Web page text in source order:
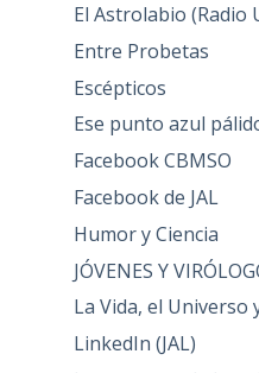
El Astrolabio (Radio
Entre Probetas
Escépticos
Ese punto azul
Facebook CBMSO
Facebook de JAL
Humor y Ciencia
JÓVENES Y
La Vida, el Universo
LinkedIn (JAL)